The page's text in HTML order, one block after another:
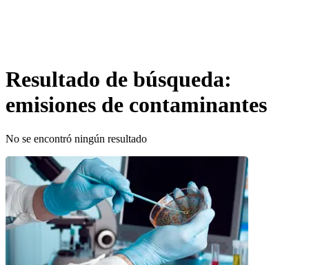
Resultado de búsqueda:
emisiones de contaminantes
No se encontró ningún resultado